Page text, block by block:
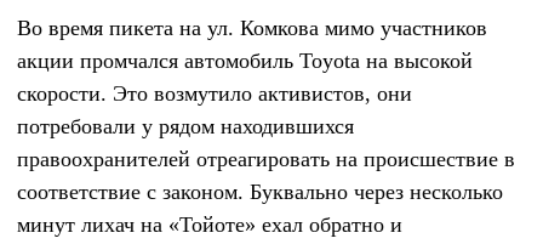
Во время пикета на ул. Комкова мимо участников
акции промчался автомобиль Toyota на высокой
скорости. Это возмутило активистов, они
потребовали у рядом находившихся
правоохранителей отреагировать на происшествие в
соответствие с законом. Буквально через несколько
минут лихач на «Тойоте» ехал обратно и